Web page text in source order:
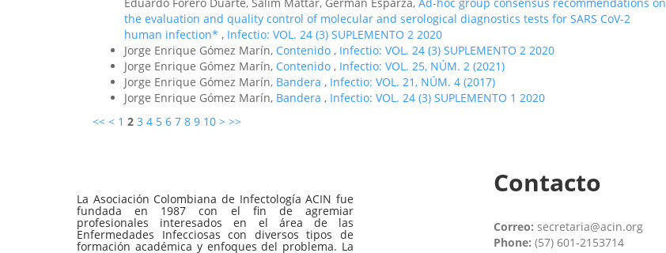
the evaluation and quality control of molecular and serological diagnostics tests for SARS CoV-2
human infection* , Infectio: VOL. 24 (3) SUPLEMENTO 2 2020
Jorge Enrique Gómez Marín, Contenido , Infectio: VOL. 24 (3) SUPLEMENTO 2 2020
Jorge Enrique Gómez Marín, Contenido , Infectio: VOL. 25, NÚM. 2 (2021)
Jorge Enrique Gómez Marín, Bandera , Infectio: VOL. 21, NÚM. 4 (2017)
Jorge Enrique Gómez Marín, Bandera , Infectio: VOL. 24 (3) SUPLEMENTO 1 2020
<< < 1 2 3 4 5 6 7 8 9 10 > >>
La Asociación Colombiana de Infectología ACIN fue
fundada en 1987 con el fin de agremiar
profesionales interesados en el área de las
Enfermedades Infecciosas con diversos tipos de
formación académica y enfoques del problema. La
Contacto
Correo: secretaria@acin.org
Phone: (57) 601-2153714